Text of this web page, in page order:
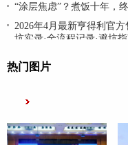
“涂层焦虑”？煮饭十年，
2026年4月最新亨得利官
坑实录·全流程记录·避坑
热门图片